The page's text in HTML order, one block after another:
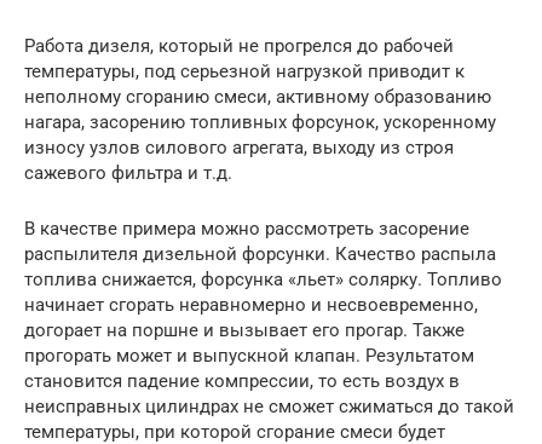
Работа дизеля, который не прогрелся до рабочей
температуры, под серьезной нагрузкой приводит к
неполному сгоранию смеси, активному образованию
нагара, засорению топливных форсунок, ускоренному
износу узлов силового агрегата, выходу из строя
сажевого фильтра и т.д.
В качестве примера можно рассмотреть засорение
распылителя дизельной форсунки. Качество распыла
топлива снижается, форсунка «льет» солярку. Топливо
начинает сгорать неравномерно и несвоевременно,
догорает на поршне и вызывает его прогар. Также
прогорать может и выпускной клапан. Результатом
становится падение компрессии, то есть воздух в
неисправных цилиндрах не сможет сжиматься до такой
температуры, при которой сгорание смеси будет